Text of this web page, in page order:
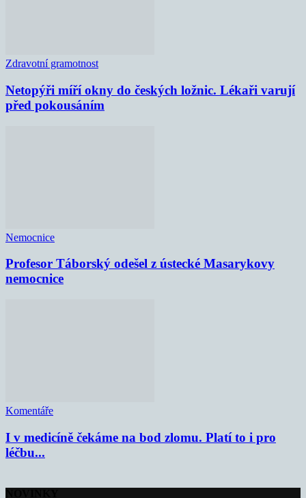
Zdravotní gramotnost
Netopýři míří okny do českých ložnic. Lékaři varují
před pokousáním
Nemocnice
Profesor Táborský odešel z ústecké Masarykovy
nemocnice
Komentáře
I v medicíně čekáme na bod zlomu. Platí to i pro
léčbu...